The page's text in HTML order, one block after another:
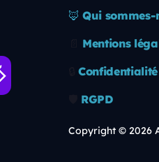
🦊 Qui sommes-
Mentions
Confidentialité
RGPD
Copyright © 2026